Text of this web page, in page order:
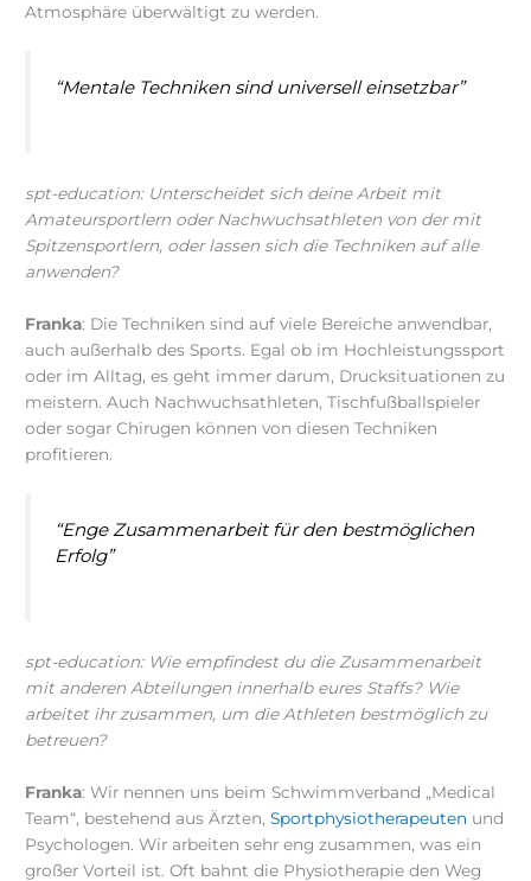
Atmosphäre überwältigt zu werden.
“Mentale Techniken sind universell einsetzbar”
spt-education: Unterscheidet sich deine Arbeit mit
Amateursportlern oder Nachwuchsathleten von der mit
Spitzensportlern, oder lassen sich die Techniken auf alle
anwenden?
Franka: Die Techniken sind auf viele Bereiche anwendbar,
auch außerhalb des Sports. Egal ob im Hochleistungssport
oder im Alltag, es geht immer darum, Drucksituationen zu
meistern. Auch Nachwuchsathleten, Tischfußballspieler
oder sogar Chirugen können von diesen Techniken
profitieren.
“Enge Zusammenarbeit für den bestmöglichen
Erfolg”
spt-education: Wie empfindest du die Zusammenarbeit
mit anderen Abteilungen innerhalb eures Staffs? Wie
arbeitet ihr zusammen, um die Athleten bestmöglich zu
betreuen?
Franka: Wir nennen uns beim Schwimmverband „Medical
Team“, bestehend aus Ärzten,Sportphysiotherapeuten und
Psychologen. Wir arbeiten sehr eng zusammen, was ein
großer Vorteil ist. Oft bahnt die Physiotherapie den Weg